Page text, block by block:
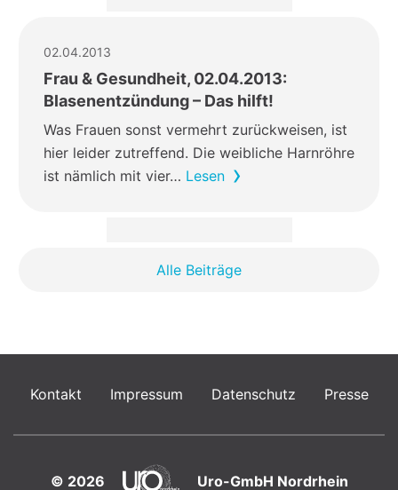
02.04.2013
Frau & Gesundheit, 02.04.2013:
Blasenentzündung – Das hilft!
Was Frauen sonst vermehrt zurückweisen, ist
hier leider zutreffend. Die weibliche Harnröhre
ist nämlich mit vier… Lesen
Alle Beiträge
© 2026 Uro-GmbH Nordrhein
Kontakt Impressum Datenschutz Presse